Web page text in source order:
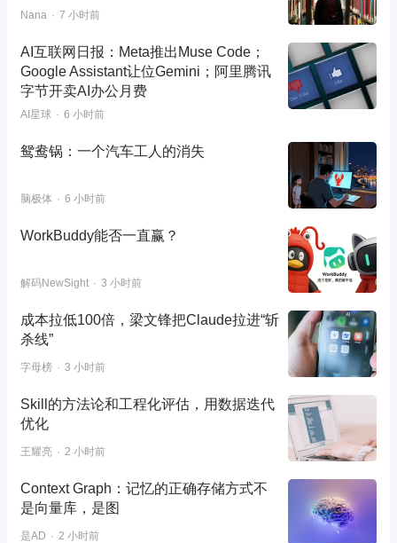
Nana 7 小时前
AI互联网日报：Meta推出Muse Code；
Google Assistant让位Gemini；阿里腾讯
字节开卖AI办公月费
AI星球 6 小时前
鸳鸯锅：一个汽车工人的消失
脑极体 6 小时前
WorkBuddy能否一直赢？
解码NewSight 3 小时前
成本拉低100倍，梁文锋把Claude拉进“斩
杀线”
字母榜 3 小时前
Skill的方法论和工程化评估，用数据迭代
优化
王耀亮 2 小时前
Context Graph：记忆的正确存储方式不
是向量库，是图
是AD 2 小时前